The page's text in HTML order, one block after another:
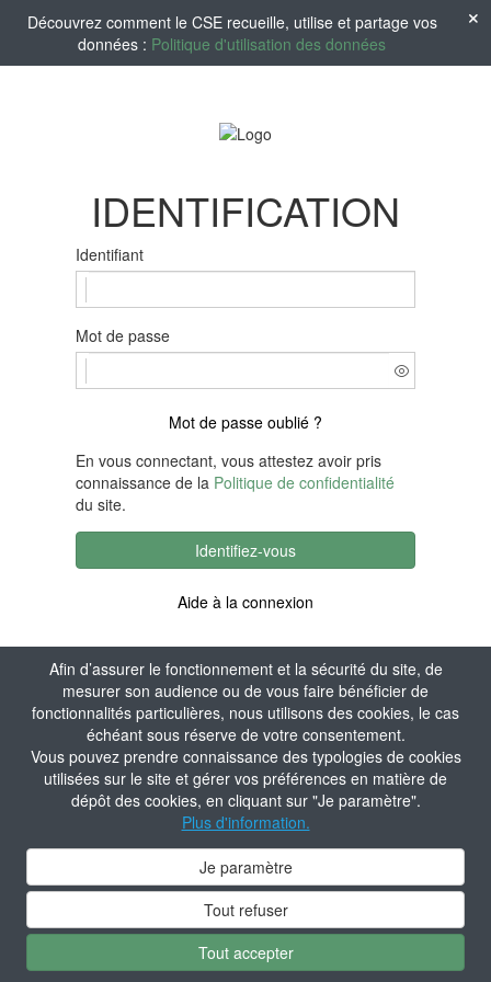
Afin d’assurer le fonctionnement et la sécurité du site, de
mesurer son audience ou de vous faire bénéficier de
fonctionnalités particulières, nous utilisons des cookies, le cas
échéant sous réserve de votre consentement.
Vous pouvez prendre connaissance des typologies de cookies
utilisées sur le site et gérer vos préférences en matière de
dépôt des cookies, en cliquant sur "Je paramètre".
Plus d'information.
Je paramètre
Tout refuser
Tout accepter
Découvrez comment le CSE recueille, utilise et partage vos
données : Politique d'utilisation des données
IDENTIFICATION
Identifiant
Mot de passe
Mot de passe oublié ?
En vous connectant, vous attestez avoir pris
connaissance de la Politique de confidentialité
du site.
Identifiez-vous
Aide à la connexion